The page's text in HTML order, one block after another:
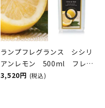
ランプフレグランス シシリ
アンレモン 500ml フレグ
ランスランプ用オイル
3,520円 (税込)